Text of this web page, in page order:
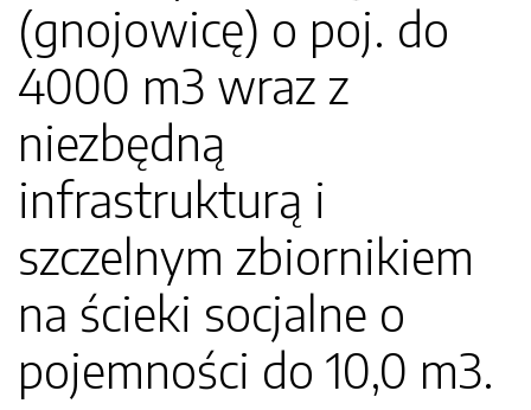
(gnojowicę) o poj. do
4000 m3 wraz z
niezbędną
infrastrukturą i
szczelnym zbiornikiem
na ścieki socjalne o
pojemności do 10,0 m3.